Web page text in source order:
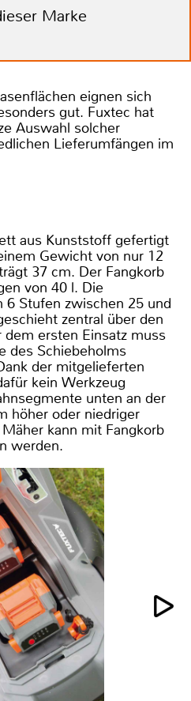
Marke
eignen sich
gut. Fuxtec hat
Auswahl solcher
Lieferumfängen im
aus Kunststoff gefertigt
Gewicht von nur 12
37 cm. Der Fangkorb
von 40 l. Die
6 Stufen zwischen 25 und
zentral über den
ersten Einsatz muss
des Schiebeholms
der mitgelieferten
kein Werkzeug
unten an der
höher oder niedriger
kann mit Fangkorb
werden.